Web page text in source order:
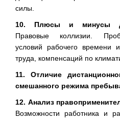
силы.
10. Плюсы и минусы
Правовые коллизии.
условий рабочего времени
труда, компенсаций по
11. Отличие
смешанного режима
12. Анализ
Возможности работника и